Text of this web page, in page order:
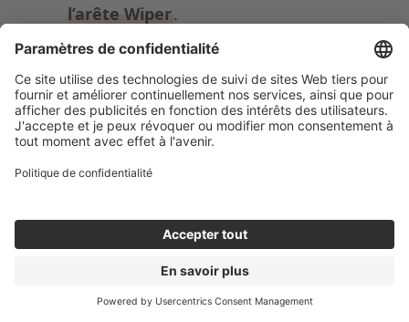
l’arête Wiper.
Point 2 : amélioration de
productivité de 50 à 67 % — pas
seulement une meilleure
surface, mais aussi un gain de
qualité de surface, mais surpasse
également les outils existants en
vitesse d’avance et en débit
copeaux. La capacité grande-